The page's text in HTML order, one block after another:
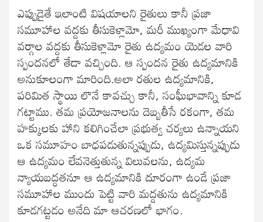
ఎప్పుడైతే ఇలాంటి విషయాలని రైతులు కానీ ప్రజా
సమూహాల వద్దకు తీసుకెళ్లామో, మరీ ముఖ్యంగా మేధావి
వర్గాల వద్దకు తీసుకెళ్లామో రైతు ఉద్యమం యెడల వారి
స్పందనలో తేడా వచ్చింది. ఆ స్పందన రైతు ఉద్యమానికి
అనుకూలంగా మారింది.అలా రతుల ఉద్యమానికి,
పరిమిత స్థాయి లొనే కావచ్చు కానీ, సంఘీభావాన్ని కూడ
గట్టాము. తమ ప్రయోజనాలను దెబ్బతీసే రకంగా, తమ
హక్కులకు హాని కలిగించేలా ప్రభుత్వ చర్యలు ఉన్నాయని
ఒక సమూహం బాధపడుతున్నప్పుడు, ఉద్యమిస్తున్నప్పుడు
ఆ ఉద్యమం లేవనెత్తుతున్న విలువలను, ఉద్యమ
న్యాయబద్ధతనూ ఆ ఉద్యమానికి దూరంగా ఉండే ప్రజా
సమూహాల ముందు పెట్టి వారి మద్దతును ఉద్యమానికి
కూడగట్టడం అనేది మా ఆచరణలో భాగం.